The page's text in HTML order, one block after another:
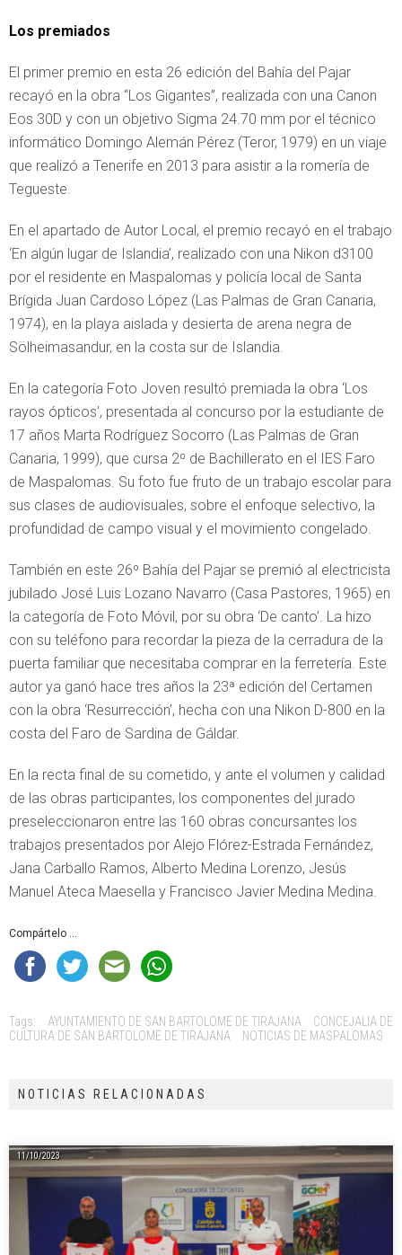
Los premiados
El primer premio en esta 26 edición del Bahía del Pajar
recayó en la obra “Los Gigantes”, realizada con una Canon
Eos 30D y con un objetivo Sigma 24.70 mm por el técnico
informático Domingo Alemán Pérez (Teror, 1979) en un viaje
que realizó a Tenerife en 2013 para asistir a la romería de
Tegueste.
En el apartado de Autor Local, el premio recayó en el trabajo
‘En algún lugar de Islandia’, realizado con una Nikon d3100
por el residente en Maspalomas y policía local de Santa
Brígida Juan Cardoso López (Las Palmas de Gran Canaria,
1974), en la playa aislada y desierta de arena negra de
Sölheimasandur, en la costa sur de Islandia.
En la categoría Foto Joven resultó premiada la obra ‘Los
rayos ópticos’, presentada al concurso por la estudiante de
17 años Marta Rodríguez Socorro (Las Palmas de Gran
Canaria, 1999), que cursa 2º de Bachillerato en el IES Faro
de Maspalomas. Su foto fue fruto de un trabajo escolar para
sus clases de audiovisuales, sobre el enfoque selectivo, la
profundidad de campo visual y el movimiento congelado.
También en este 26º Bahía del Pajar se premió al electricista
jubilado José Luis Lozano Navarro (Casa Pastores, 1965) en
la categoría de Foto Móvil, por su obra ‘De canto’. La hizo
con su teléfono para recordar la pieza de la cerradura de la
puerta familiar que necesitaba comprar en la ferretería. Este
autor ya ganó hace tres años la 23ª edición del Certamen
con la obra ‘Resurrección’, hecha con una Nikon D-800 en la
costa del Faro de Sardina de Gáldar.
En la recta final de su cometido, y ante el volumen y calidad
de las obras participantes, los componentes del jurado
preseleccionaron entre las 160 obras concursantes los
trabajos presentados por Alejo Flórez-Estrada Fernández,
Jana Carballo Ramos, Alberto Medina Lorenzo, Jesús
Manuel Ateca Maesella y Francisco Javier Medina Medina.
Compártelo ...
Tags: AYUNTAMIENTO DE SAN BARTOLOME DE TIRAJANA
CONCEJALIA DE
CULTURA DE SAN BARTOLOME DE TIRAJANA
NOTICIAS DE MASPALOMAS
NOTICIAS RELACIONADAS
11/10/2023